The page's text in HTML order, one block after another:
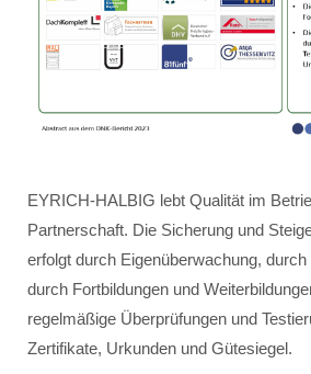
EYRICH-HALBIG lebt Qualität im
Partnerschaft. Die Sicherung und
erfolgt durch Eigenüberwachung,
durch Fortbildungen und
regelmäßige Überprüfungen und
Zertifikate, Urkunden und Gütesiegel.